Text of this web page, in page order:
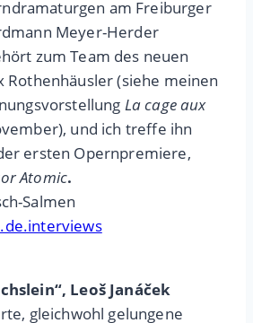
am Freiburger
Meyer-Herder
zum Team des neuen
Rothenhäusler (siehe meinen
La cage aux
und ich treffe ihn
ersten Opernpremiere,
Atomic.
Salmen
Leoš Janáček
gleichwohl gelungene